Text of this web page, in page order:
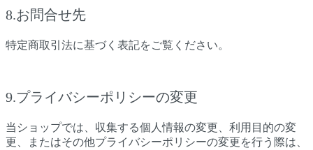
8.お問合せ先
特定商取引法に基づく表記をご覧ください。
9.プライバシーポリシーの変更
当ショップでは、収集する個人情報の変更、利用目的の変
更、またはその他プライバシーポリシーの変更を行う際は、